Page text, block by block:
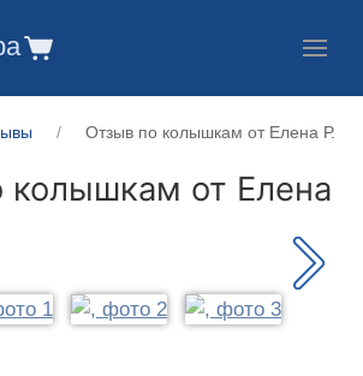
Отзыв по колышкам от Елена Р.
колышкам от Елена